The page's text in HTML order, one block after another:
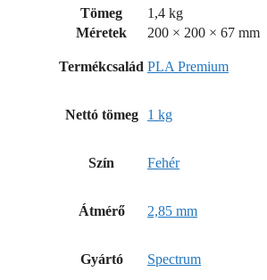
Tömeg
1,4 kg
Méretek
200 × 200 × 67 mm
Termékcsalád PLA Premium
Nettó tömeg 1 kg
Szín Fehér
Átmérő 2,85 mm
Gyártó Spectrum